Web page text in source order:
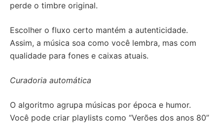
perde o timbre original.
Escolher o fluxo certo mantém a autenticidade.
Assim, a música soa como você lembra, mas com
qualidade para fones e caixas atuais.
Curadoria automática
O algoritmo agrupa músicas por época e humor.
Você pode criar playlists como “Verões dos anos 80”